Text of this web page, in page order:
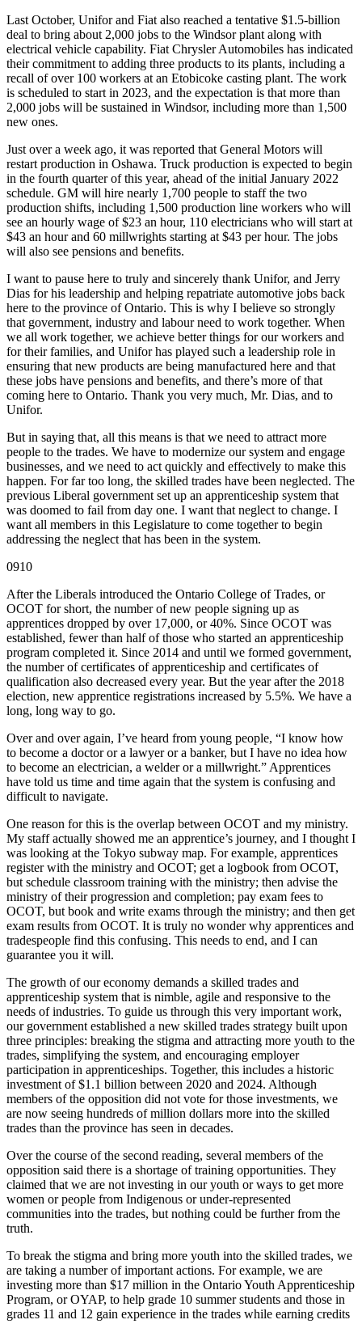
Last October, Unifor and Fiat also reached a tentative $1.5-billion
deal to bring about 2,000 jobs to the Windsor plant along with
electrical vehicle capability. Fiat Chrysler Automobiles has indicated
their commitment to adding three products to its plants, including a
recall of over 100 workers at an Etobicoke casting plant. The work
is scheduled to start in 2023, and the expectation is that more than
2,000 jobs will be sustained in Windsor, including more than 1,500
new ones.
Just over a week ago, it was reported that General Motors will
restart production in Oshawa. Truck production is expected to begin
in the fourth quarter of this year, ahead of the initial January 2022
schedule. GM will hire nearly 1,700 people to staff the two
production shifts, including 1,500 production line workers who will
see an hourly wage of $23 an hour, 110 electricians who will start at
$43 an hour and 60 millwrights starting at $43 per hour. The jobs
will also see pensions and benefits.
I want to pause here to truly and sincerely thank Unifor, and Jerry
Dias for his leadership and helping repatriate automotive jobs back
here to the province of Ontario. This is why I believe so strongly
that government, industry and labour need to work together. When
we all work together, we achieve better things for our workers and
for their families, and Unifor has played such a leadership role in
ensuring that new products are being manufactured here and that
these jobs have pensions and benefits, and there’s more of that
coming here to Ontario. Thank you very much, Mr. Dias, and to
Unifor.
But in saying that, all this means is that we need to attract more
people to the trades. We have to modernize our system and engage
businesses, and we need to act quickly and effectively to make this
happen. For far too long, the skilled trades have been neglected. The
previous Liberal government set up an apprenticeship system that
was doomed to fail from day one. I want that neglect to change. I
want all members in this Legislature to come together to begin
addressing the neglect that has been in the system.
0910
After the Liberals introduced the Ontario College of Trades, or
OCOT for short, the number of new people signing up as
apprentices dropped by over 17,000, or 40%. Since OCOT was
established, fewer than half of those who started an apprenticeship
program completed it. Since 2014 and until we formed government,
the number of certificates of apprenticeship and certificates of
qualification also decreased every year. But the year after the 2018
election, new apprentice registrations increased by 5.5%. We have a
long, long way to go.
Over and over again, I’ve heard from young people, “I know how
to become a doctor or a lawyer or a banker, but I have no idea how
to become an electrician, a welder or a millwright.” Apprentices
have told us time and time again that the system is confusing and
difficult to navigate.
One reason for this is the overlap between OCOT and my ministry.
My staff actually showed me an apprentice’s journey, and I thought I
was looking at the Tokyo subway map. For example, apprentices
register with the ministry and OCOT; get a logbook from OCOT,
but schedule classroom training with the ministry; then advise the
ministry of their progression and completion; pay exam fees to
OCOT, but book and write exams through the ministry; and then get
exam results from OCOT. It is truly no wonder why apprentices and
tradespeople find this confusing. This needs to end, and I can
guarantee you it will.
The growth of our economy demands a skilled trades and
apprenticeship system that is nimble, agile and responsive to the
needs of industries. To guide us through this very important work,
our government established a new skilled trades strategy built upon
three principles: breaking the stigma and attracting more youth to the
trades, simplifying the system, and encouraging employer
participation in apprenticeships. Together, this includes a historic
investment of $1.1 billion between 2020 and 2024. Although
members of the opposition did not vote for those investments, we
are now seeing hundreds of million dollars more into the skilled
trades than the province has seen in decades.
Over the course of the second reading, several members of the
opposition said there is a shortage of training opportunities. They
claimed that we are not investing in our youth or ways to get more
women or people from Indigenous or under-represented
communities into the trades, but nothing could be further from the
truth.
To break the stigma and bring more youth into the skilled trades, we
are taking a number of important actions. For example, we are
investing more than $17 million in the Ontario Youth Apprenticeship
Program, or OYAP, to help grade 10 summer students and those in
grades 11 and 12 gain experience in the trades while earning credits